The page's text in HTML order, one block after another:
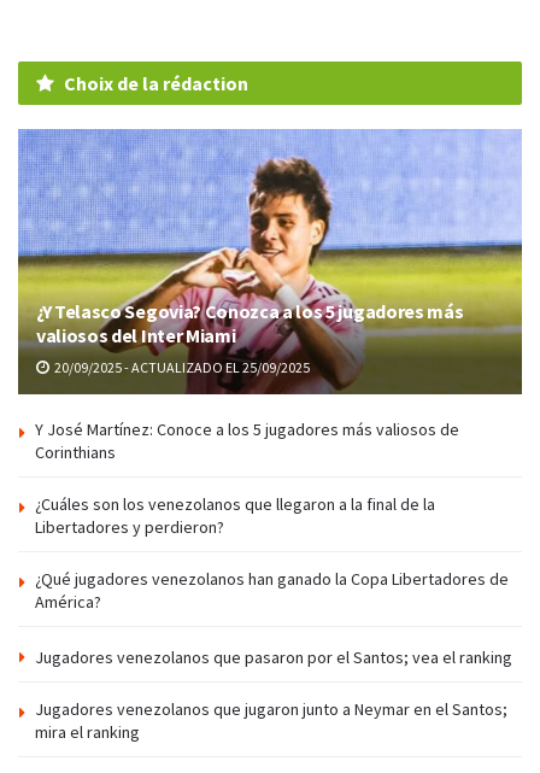
Choix de la rédaction
¿Y Telasco Segovia? Conozca a los 5 jugadores más
valiosos del Inter Miami
20/09/2025 - ACTUALIZADO EL 25/09/2025
Y José Martínez: Conoce a los 5 jugadores más valiosos de
Corinthians
¿Cuáles son los venezolanos que llegaron a la final de la
Libertadores y perdieron?
¿Qué jugadores venezolanos han ganado la Copa Libertadores de
América?
Jugadores venezolanos que pasaron por el Santos; vea el ranking
Jugadores venezolanos que jugaron junto a Neymar en el Santos;
mira el ranking